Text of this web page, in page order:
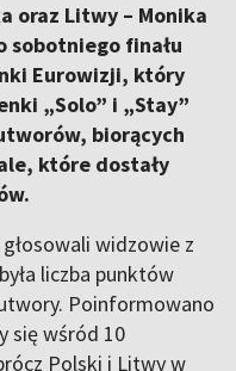
oraz Litwy – Monika
sobotniego finału
Eurowizji, który
„Solo” i „Stay”
biorących
które dostały
widzowie z
liczba punktów
Poinformowano
się wśród 10
Polski i Litwy w